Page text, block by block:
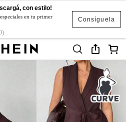
Consíguela
con estilo!
en tu primer